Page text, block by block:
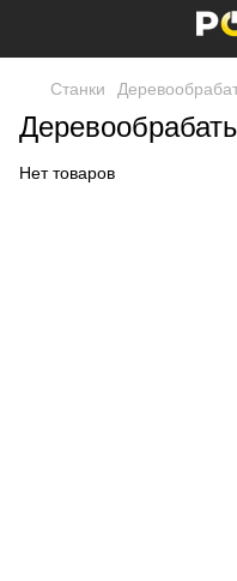
Станки
Нет товаров